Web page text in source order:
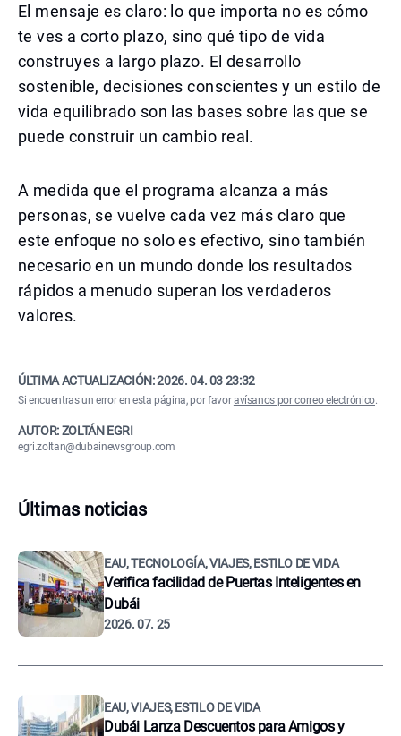
El mensaje es claro: lo que importa no es cómo
te ves a corto plazo, sino qué tipo de vida
construyes a largo plazo. El desarrollo
sostenible, decisiones conscientes y un estilo de
vida equilibrado son las bases sobre las que se
puede construir un cambio real.
A medida que el programa alcanza a más
personas, se vuelve cada vez más claro que
este enfoque no solo es efectivo, sino también
necesario en un mundo donde los resultados
rápidos a menudo superan los verdaderos
valores.
ÚLTIMA ACTUALIZACIÓN:2026. 04. 03 23:32
Si encuentras un error en esta página, por favoravísanos por correo electrónico.
AUTOR: ZOLTÁN EGRI
egri.zoltan@dubainewsgroup.com
Últimas noticias
EAU, TECNOLOGÍA, VIAJES, ESTILO DE VIDA
Verifica facilidad de Puertas Inteligentes en
Dubái
2026. 07. 25
EAU, VIAJES, ESTILO DE VIDA
Dubái Lanza Descuentos para Amigos y